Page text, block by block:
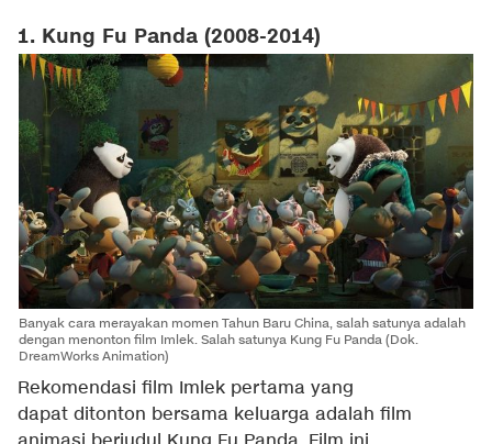
1. Kung Fu Panda (2008-2014)
Banyak cara merayakan momen Tahun Baru China, salah satunya adalah
dengan menonton film Imlek. Salah satunya Kung Fu Panda (Dok.
DreamWorks Animation)
Rekomendasi film Imlek pertama yang
dapat ditonton bersama keluarga adalah film